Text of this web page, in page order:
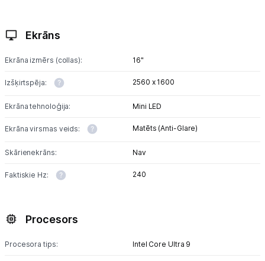
Ekrāns
Ekrāna izmērs (collas): 16"
Izšķirtspēja: 2560 x 1600
Ekrāna tehnoloģija: Mini LED
Ekrāna virsmas veids: Matēts (Anti-Glare)
Skārienekrāns: Nav
Faktiskie Hz: 240
Procesors
Procesora tips: Intel Core Ultra 9